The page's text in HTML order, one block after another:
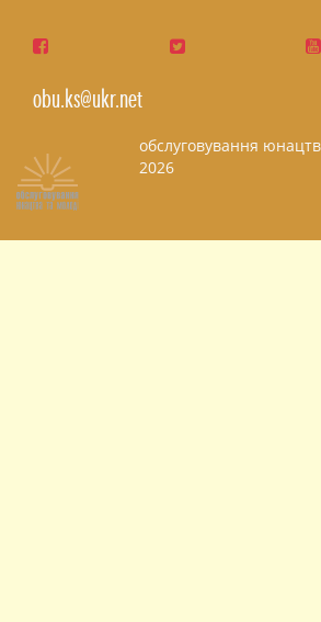
obu.ks@ukr.net
обслуговування
2026